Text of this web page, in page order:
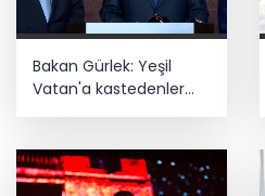
Bakan Gürlek: Yeşil
Vatan'a kastedenler
hukuk önünde hesap